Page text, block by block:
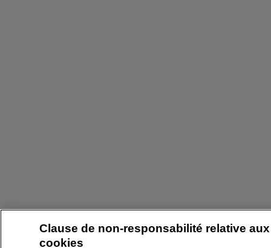
Clause de non-responsabilité relative aux
cookies